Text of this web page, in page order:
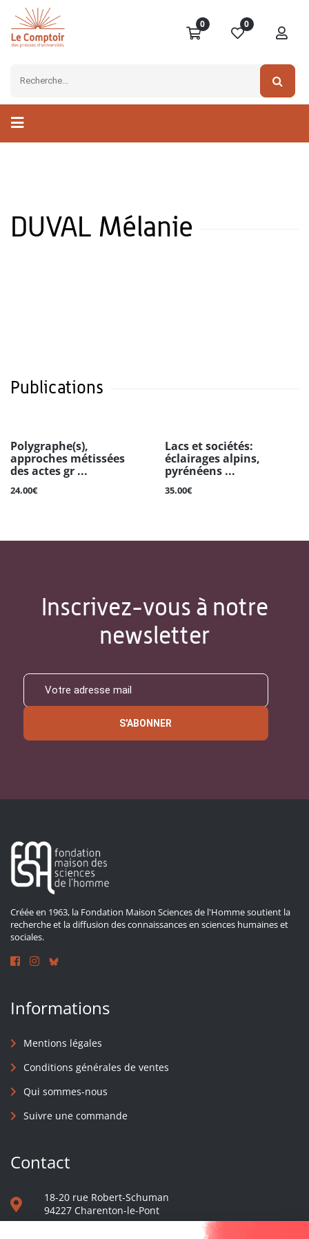
0 0
DUVAL Mélanie
Publications
Polygraphe(s),
approches métissées
des actes gr ...
24.00€
Lacs et sociétés:
éclairages alpins,
pyrénéens ...
35.00€
Inscrivez-vous à notre
newsletter
S'ABONNER
Créée en 1963, la Fondation Maison Sciences de l'Homme soutient la
recherche et la diffusion des connaissances en sciences humaines et
sociales.
Informations
Mentions légales
Conditions générales de ventes
Qui sommes-nous
Suivre une commande
Contact
18-20 rue Robert-Schuman
94227 Charenton-le-Pont